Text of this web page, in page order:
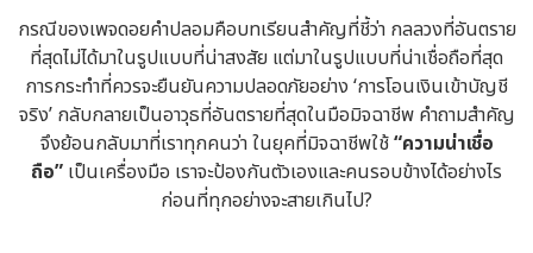
กรณีของเพจดอยคำปลอมคือบทเรียนสำคัญที่ชี้ว่า กลลวงที่อันตราย
ที่สุดไม่ได้มาในรูปแบบที่น่าสงสัย แต่มาในรูปแบบที่น่าเชื่อถือที่สุด
การกระทำที่ควรจะยืนยันความปลอดภัยอย่าง ‘การโอนเงินเข้าบัญชี
จริง’ กลับกลายเป็นอาวุธที่อันตรายที่สุดในมือมิจฉาชีพ คำถามสำคัญ
จึงย้อนกลับมาที่เราทุกคนว่า ในยุคที่มิจฉาชีพใช้“ความน่าเชื่อ
ถือ” เป็นเครื่องมือ เราจะป้องกันตัวเองและคนรอบข้างได้อย่างไร
ก่อนที่ทุกอย่างจะสายเกินไป?